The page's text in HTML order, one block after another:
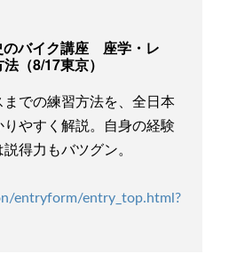
のバイク講座 座学・レ
（8/17東京）
での練習方法を、全日本
やすく解説。自身の経験
得力もバツグン。
entryform/entry_top.html?